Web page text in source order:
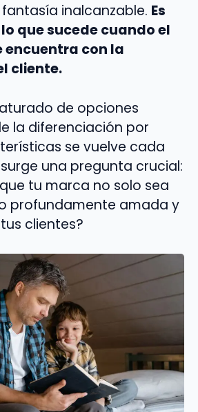
inalcanzable. Es
que sucede cuando el
con la
cliente.
de opciones
la diferenciación por
se vuelve cada
una pregunta crucial:
tu marca no solo sea
profundamente amada y
clientes?